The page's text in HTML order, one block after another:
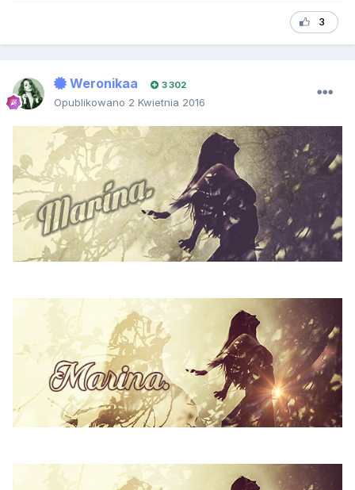
3
Weronikaa 3 302
Opublikowano 2 Kwietnia 2016